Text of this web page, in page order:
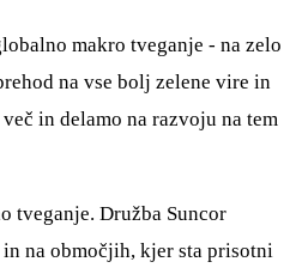
makro tveganje - na zelo
na vse bolj zelene vire in
in delamo na razvoju na tem
tveganje. Družba Suncor
na območjih, kjer sta prisotni